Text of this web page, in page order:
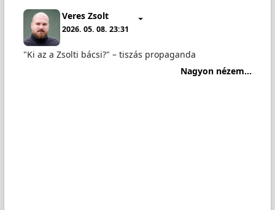
Veres Zsolt
2026. 05. 08. 23:31
"Ki az a Zsolti bácsi?" – tiszás propaganda
Nagyon nézem...